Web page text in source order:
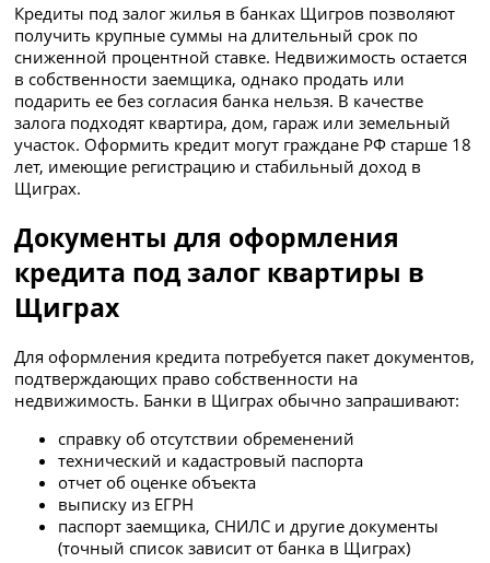
Кредиты под залог жилья в банках Щигров позволяют
получить крупные суммы на длительный срок по
сниженной процентной ставке. Недвижимость остается
в собственности заемщика, однако продать или
подарить ее без согласия банка нельзя. В качестве
залога подходят квартира, дом, гараж или земельный
участок. Оформить кредит могут граждане РФ старше 18
лет, имеющие регистрацию и стабильный доход в
Щиграх.
Документы для оформления
кредита под залог квартиры в
Щиграх
Для оформления кредита потребуется пакет документов,
подтверждающих право собственности на
недвижимость. Банки в Щиграх обычно запрашивают:
справку об отсутствии обременений
технический и кадастровый паспорта
отчет об оценке объекта
выписку из ЕГРН
паспорт заемщика, СНИЛС и другие документы
(точный список зависит от банка в Щиграх)